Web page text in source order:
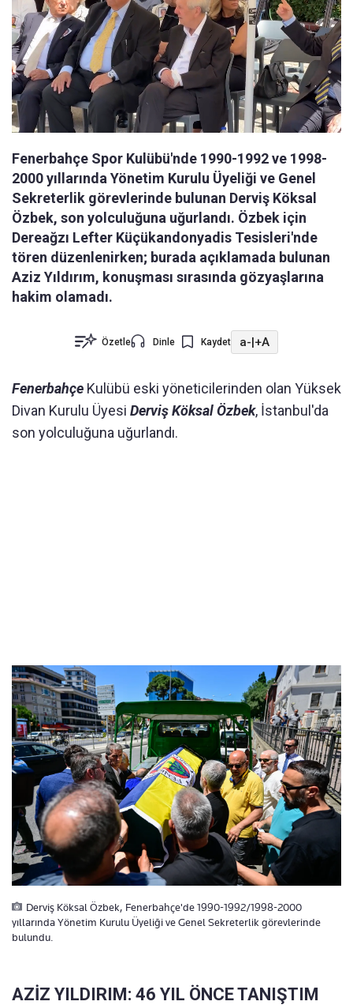
Fenerbahçe Spor Kulübü'nde 1990-1992 ve 1998-
2000 yıllarında Yönetim Kurulu Üyeliği ve Genel
Sekreterlik görevlerinde bulunan Derviş Köksal
Özbek, son yolculuğuna uğurlandı. Özbek için
Dereağzı Lefter Küçükandonyadis Tesisleri'nde
tören düzenlenirken; burada açıklamada bulunan
Aziz Yıldırım, konuşması sırasında gözyaşlarına
hakim olamadı.
Özetle Dinle Kaydet a-|+A
Fenerbahçe Kulübü eski yöneticilerinden olan Yüksek
Divan Kurulu Üyesi Derviş Köksal Özbek, İstanbul'da
son yolculuğuna uğurlandı.
Derviş Köksal Özbek, Fenerbahçe'de 1990-1992/1998-2000
yıllarında Yönetim Kurulu Üyeliği ve Genel Sekreterlik görevlerinde
bulundu.
AZİZ YILDIRIM: 46 YIL ÖNCE TANIŞTIM